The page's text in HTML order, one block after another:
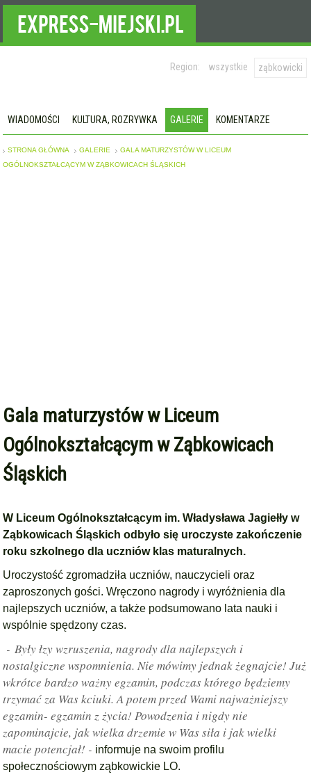
Region: wszystkie ząbkowicki
WIADOMOŚCI KULTURA, ROZRYWKA GALERIE KOMENTARZE
STRONA GŁÓWNA GALERIE
GALA MATURZYSTÓW W LICEUM
OGÓLNOKSZTAŁCĄCYM W ZĄBKOWICACH ŚLĄSKICH
Gala maturzystów w Liceum
Ogólnokształcącym w Ząbkowicach
Śląskich
W Liceum Ogólnokształcącym im. Władysława Jagiełły w
Ząbkowicach Śląskich odbyło się uroczyste zakończenie
roku szkolnego dla uczniów klas maturalnych.
Uroczystość zgromadziła uczniów, nauczycieli oraz
zaproszonych gości. Wręczono nagrody i wyróżnienia dla
najlepszych uczniów, a także podsumowano lata nauki i
wspólnie spędzony czas.
- Były łzy wzruszenia, nagrody dla najlepszych i
nostalgiczne wspomnienia. Nie mówimy jednak żegnajcie! Już
wkrótce bardzo ważny egzamin, podczas którego będziemy
trzymać za Was kciuki. A potem przed Wami najważniejszy
egzamin- egzamin z życia! Powodzenia i nigdy nie
zapominajcie, jak wielka drzemie w Was siła i jak wielki
macie potencjał! - informuje na swoim profilu
społecznościowym ząbkowickie LO.